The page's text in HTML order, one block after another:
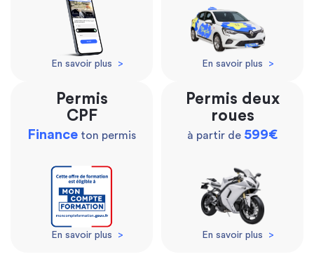
En savoir plus > En savoir plus >
Permis
CPF
Finance ton permis
En savoir plus >
Permis deux
roues
à partir de 599€
En savoir plus >